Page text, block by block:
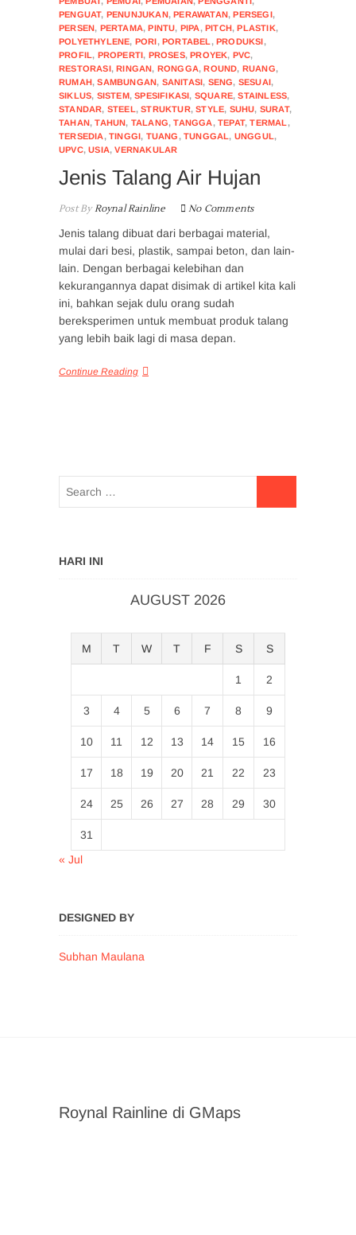
PENGUAT, PENUNJUKAN,PERAWATAN,PERSEGI,
PERSEN, PERTAMA,PINTU, PIPA,PITCH,PLASTIK,
POLYETHYLENE, PORI,PORTABEL ,PRODUKSI,
PROFIL, PROPERTI, PROSES,PROYEK, PVC,
RESTORASI,RINGAN, RONGGA,ROUND, RUANG,
RUMAH,SAMBUNGAN, SANITASI, SENG, SESUAI,
SIKLUS, SISTEM,SPESIFIKASI, SQUARE,STAINLESS,
STANDAR, STEEL,STRUKTUR,STYLE, SUHU, SURAT,
TAHAN,TAHUN, TALANG,TANGGA,TEPAT,TERMAL ,
TERSEDIA,TINGGI, TUANG ,TUNGGAL, UNGGUL,
UPVC,USIA,VERNAKULAR
Jenis Talang Air Hujan
Post ByRoynal Rainline No Comments
Jenis talang dibuat dari berbagai material,
mulai dari besi, plastik, sampai beton, dan lain-
lain. Dengan berbagai kelebihan dan
kekurangannya dapat disimak di artikel kita kali
ini, bahkan sejak dulu orang sudah
bereksperimen untuk membuat produk talang
yang lebih baik lagi di masa depan.
Continue Reading
HARI INI
AUGUST 2026
M T W T F S S
1 2
3 4 5 6 7 8 9
10 11 12 13 14 15 16
17 18 19 20 21 22 23
24 25 26 27 28 29 30
31
« Jul
DESIGNED BY
Subhan Maulana
Roynal Rainline di GMaps